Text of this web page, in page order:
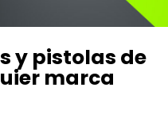
y pistolas de
marca